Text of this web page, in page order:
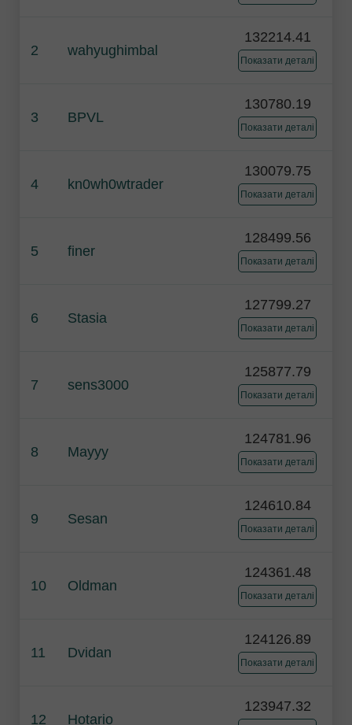
2 wahyughimbal
132214.41
Показати деталі
3 BPVL
130780.19
Показати деталі
4 kn0wh0wtrader
130079.75
Показати деталі
5 finer
128499.56
Показати деталі
6 Stasia
127799.27
Показати деталі
7 sens3000
125877.79
Показати деталі
8 Mayyy
124781.96
Показати деталі
9 Sesan
124610.84
Показати деталі
10 Oldman
124361.48
Показати деталі
11 Dvidan
124126.89
Показати деталі
12 Hotario
123947.32